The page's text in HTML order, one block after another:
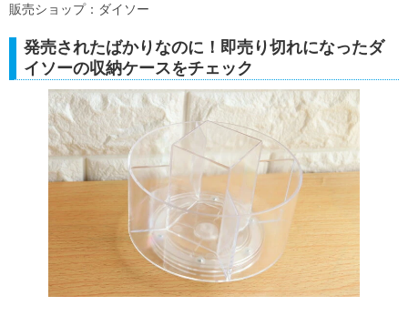
販売ショップ：ダイソー
発売されたばかりなのに！即売り切れになったダ
イソーの収納ケースをチェック